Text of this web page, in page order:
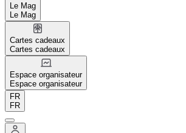
Le Mag
Le Mag
Cartes cadeaux
Cartes cadeaux
Espace organisateur
Espace organisateur
FR
FR